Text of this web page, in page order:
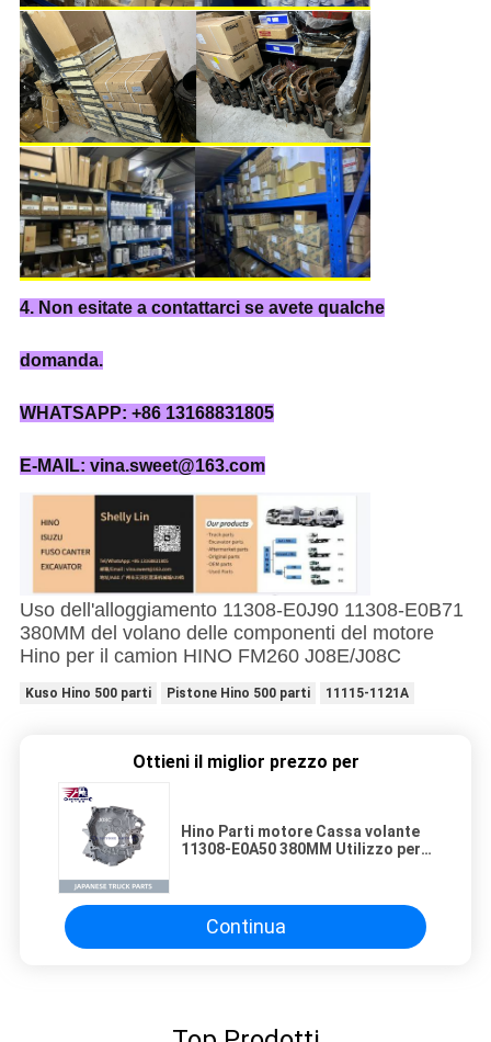
4. Non esitate a contattarci se avete qualche
domanda.
WHATSAPP: +86 13168831805
E-MAIL: vina.sweet@163.com
Uso dell'alloggiamento 11308-E0J90 11308-E0B71
380MM del volano delle componenti del motore
Hino per il camion HINO FM260 J08E/J08C
Kuso Hino 500 parti Pistone Hino 500 parti 11115-1121A
Ottieni il miglior prezzo per
Hino Parti motore Cassa volante
11308-E0A50 380MM Utilizzo per
Continua